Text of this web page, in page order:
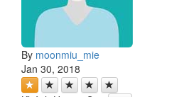
By moonmiu_mie
Jan 30, 2018